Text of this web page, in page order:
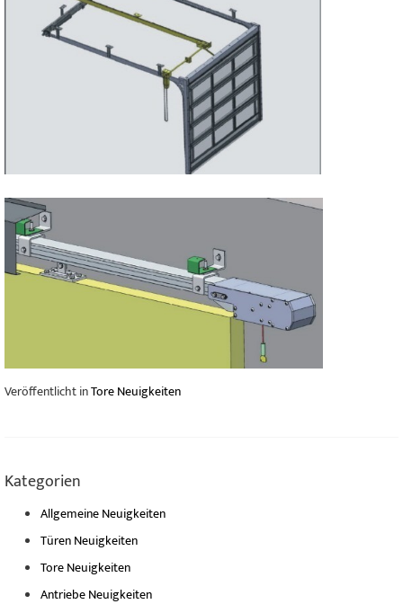
Veröffentlicht inTore Neuigkeiten
Kategorien
Allgemeine Neuigkeiten
Türen Neuigkeiten
Tore Neuigkeiten
Antriebe Neuigkeiten